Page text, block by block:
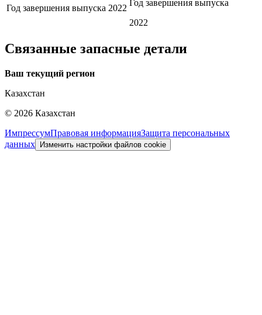
Год завершения выпуска 2022
Год завершения выпуска
2022
Связанные запасные детали
Ваш текущий регион
Казахстан
© 2026 Казахстан
ИмпрессумПравовая информацияЗащита персональных
данных
Изменить настройки файлов cookie